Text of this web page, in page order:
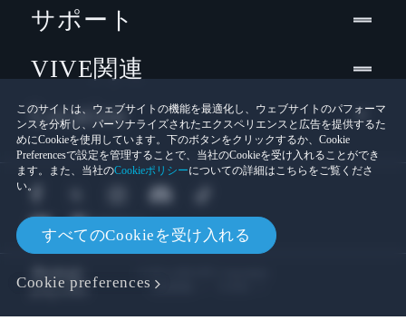
このサイトは、ウェブサイトの機能を最適化し、ウェブサイトのパフォーマ
ンスを分析し、パーソナライズされたエクスペリエンスと広告を提供するた
めにCookieを使用しています。下のボタンをクリックするか、Cookie
Preferencesで設定を管理することで、当社のCookieを受け入れることができ
ます。また、当社のCookieポリシーについての詳細はこちらをご覧くださ
い。
すべてのCookieを受け入れる
Cookie preferences
サポート
VIVE関連
Location
法的情報